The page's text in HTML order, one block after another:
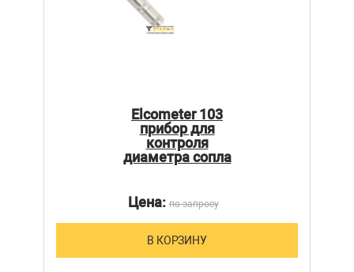
Elcometer 103
прибор для
контроля
диаметра сопла
Цена:по запросу
В КОРЗИНУ